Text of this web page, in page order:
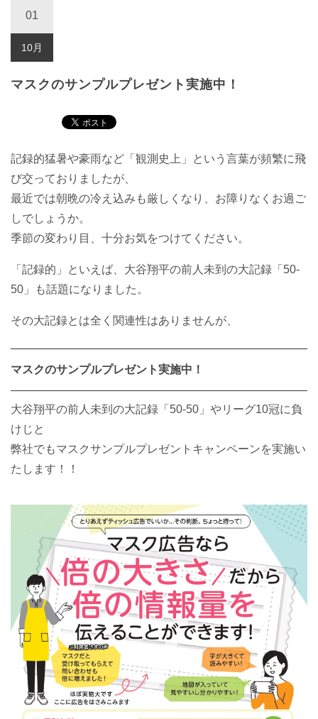
01
10月
マスクのサンプルプレゼント実施中！
記録的猛暑や豪雨など「観測史上」という言葉が頻繁に飛
び交っておりましたが、
最近では朝晩の冷え込みも厳しくなり、お障りなくお過ご
しでしょうか。
季節の変わり目、十分お気をつけてください。
「記録的」といえば、大谷翔平の前人未到の大記録「50-
50」も話題になりました。
その大記録とは全く関連性はありませんが、
マスクのサンプルプレゼント実施中！
大谷翔平の前人未到の大記録「50-50」やリーグ10冠に負
けじと
弊社でもマスクサンプルプレゼントキャンペーンを実施い
たします！！